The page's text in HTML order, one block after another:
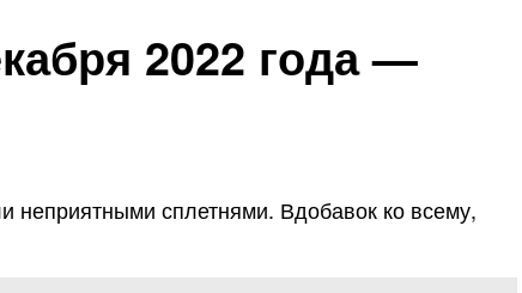
2022 года —
неприятными сплетнями. Вдобавок ко всему,